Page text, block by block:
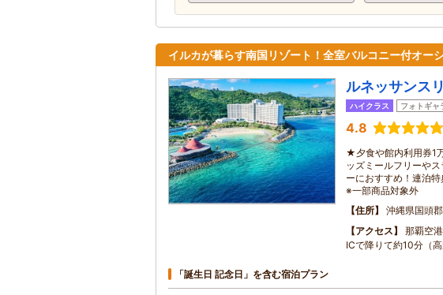
イルカが暮らす南国リゾート！全室バルコニー付オー
ルネッサンス
ハイクラス フォトギャ
4.8
★夕食や館内利用券1
ッズミールフリーや
ーにおすすめ！連泊
※一部商品対象外
住所
沖縄県国頭
アクセス
那覇空
ICで降りて約10分（
「誕生日 記念日」を含む宿泊プラン